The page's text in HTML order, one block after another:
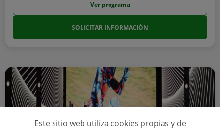
Ver programa
SOLICITAR INFORMACIÓN
Este sitio web utiliza cookies propias y de